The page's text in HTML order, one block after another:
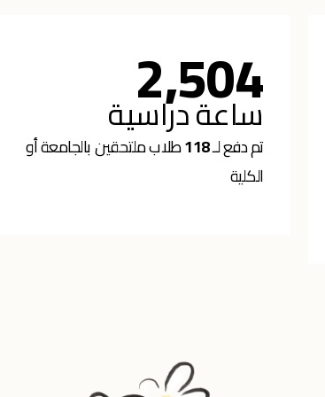
2,504
ساعة دراسية
تم دفع لـ118طلاب ملتحقين بالجامعة أو
الكلية